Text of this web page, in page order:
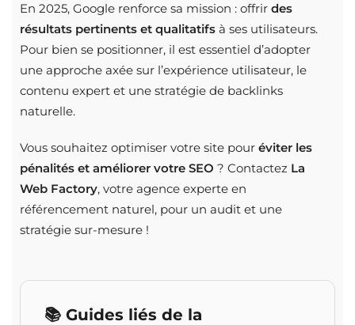
En 2025, Google renforce sa mission : offrir des
résultats pertinents et qualitatifs à ses utilisateurs.
Pour bien se positionner, il est essentiel d’adopter
une approche axée sur l’expérience utilisateur, le
contenu expert et une stratégie de backlinks
naturelle.
Vous souhaitez optimiser votre site pour éviter les
pénalités et améliorer votre SEO ? Contactez La
Web Factory, votre agence experte en
référencement naturel, pour un audit et une
stratégie sur-mesure !
📚 Guides liés de la